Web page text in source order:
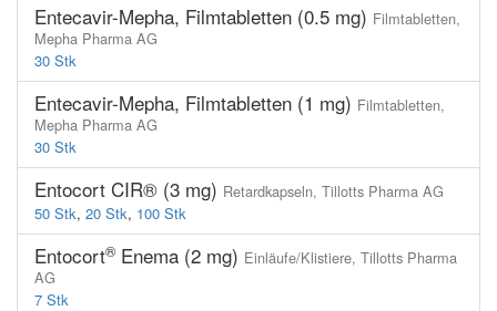
Entecavir-Mepha, Filmtabletten (0.5 mg) Filmtabletten,
Mepha Pharma AG
30 Stk
Entecavir-Mepha, Filmtabletten (1 mg) Filmtabletten,
Mepha Pharma AG
30 Stk
Entocort CIR® (3 mg) Retardkapseln, Tillotts Pharma AG
50 Stk, 20 Stk, 100 Stk
Entocort® Enema (2 mg) Einläufe/Klistiere, Tillotts Pharma
AG
7 Stk